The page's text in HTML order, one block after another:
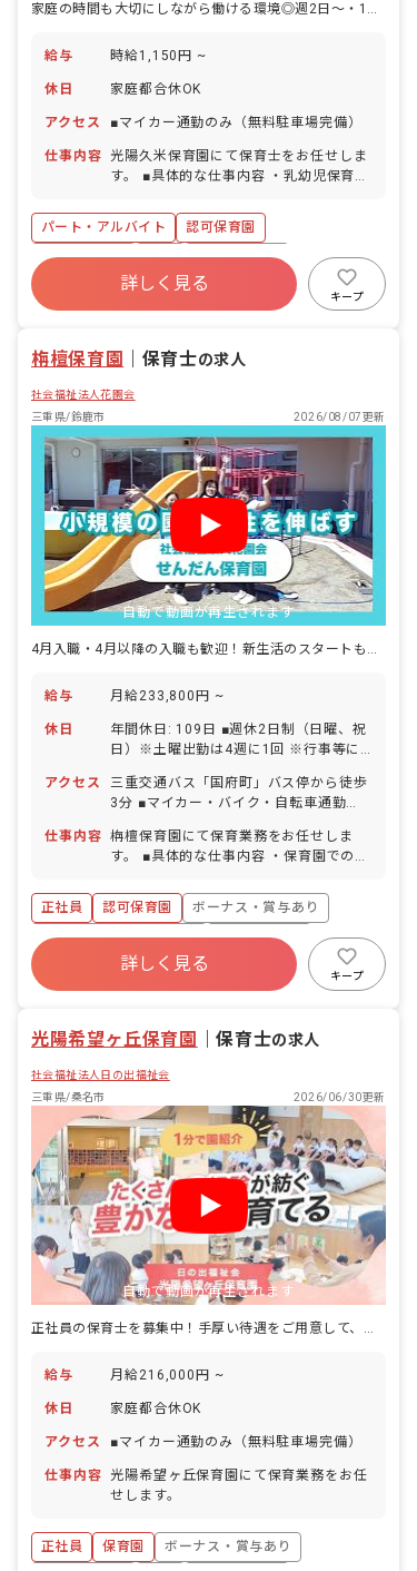
家庭の時間も大切にしながら働ける環境◎週2日～・1日3時間～OK！
給与 時給1,150円 ~
休日 家庭都合休OK
アクセス ■マイカー通勤のみ（無料駐車場完備）
仕事内容
光陽久米保育園にて保育士をお任せしま
す。 ■具体的な仕事内容 ・乳幼児保育全
パート・アルバイト
認可保育園
社会保険完備
有給
福利厚生充実
残業少なめ
昇給昇進あり
詳しく見る
キープ
栴檀保育園 保育士の求人
社会福祉法人花園会
三重県/鈴鹿市
2026/08/07更新
自動で動画が再生されます
4月入職・4月以降の入職も歓迎！新生活のスタートも安心の住居手当あり
給与 月給233,800円 ~
休日
年間休日: 109日 ■週休2日制（日曜、祝
日）※土曜出勤は4週に1回 ※行事等に
場合は平日に振替休日取得 ■年末年始休
暇（12/29～1/3） ■有給休暇（法定通
りに付与／取得率93％／半日単位での取
得可／5日以上の連休応相談） ■産前産
100％）※入職1年後から利用可能、復
帰サポートも対応！ ■介護・看護休暇 ■
特別休暇（規定による） ・お休みの相談
もしやすい職場です お子様の体調不良や
行事による遅刻・早退・欠勤の相談も可
アクセス
三重交通バス「国府町」バス停から徒歩
3分 ■マイカー・バイク・自転車通勤
仕事内容 栴檀保育園にて保育業務をお任せしま
す。 ■具体的な仕事内容 ・保育園での保
び ・給食、お昼寝、トイレのサポート
・保護者との連携（アプリ含む） ・書類
作成（週案、月案、会議議事録など） ・
連絡帳記入、他
正社員 認可保育園
ボーナス・賞与あり
寮・住宅・家賃補助あり
社会保険完備
福利厚生充実
退職金制度
詳しく見る
キープ
光陽希望ヶ丘保育園 ｜保育士の求人
社会福祉法人日の出福祉会
三重県/桑名市
2026/06/30更新
自動で動画が再生されます
正社員の保育士を募集中！手厚い待遇をご用意して、お持ちしています。
給与 月給216,000円 ~
休日 家庭都合休OK
アクセス ■マイカー通勤のみ（無料駐車場完備）
仕事内容
光陽希望ヶ丘保育園にて保育業務をお任
せします。
正社員 保育園
ボーナス・賞与あり